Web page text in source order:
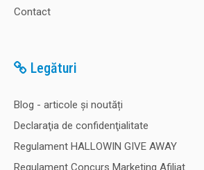
Contact
Legături
Blog - articole și noutăți
Declaraţia de confidenţialitate
Regulament HALLOWIN GIVE AWAY
Regulament Concurs Marketing Afiliat